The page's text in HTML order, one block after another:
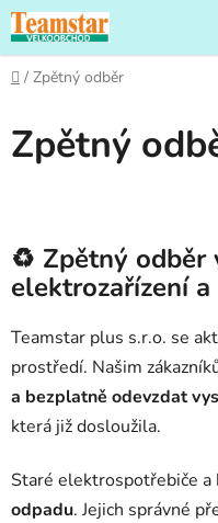
Přejít
na
obsah
Domů
/ Zpětný odběr
Zpětný
♻️ Zpětný odběr
elektrozařízení
Teamstar plus s.r.o. se
prostředí. Našim
a bezplatně odevzdat
která již dosloužila.
Staré elektrospotřebiče a
odpadu. Jejich správné